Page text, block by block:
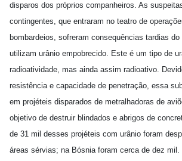
disparos dos próprios companheiros. As
contingentes, que entraram no teatro de
bombardeios, sofreram consequências tardias
utilizam urânio empobrecido. Este é um tipo de
radioatividade, mas ainda assim radioativo.
resistência e capacidade de penetração, essa
em projéteis disparados de metralhadoras de
objetivo de destruir blindados e abrigos de
de 31 mil desses projéteis com urânio foram
áreas sérvias; na Bósnia foram cerca de dez mil.